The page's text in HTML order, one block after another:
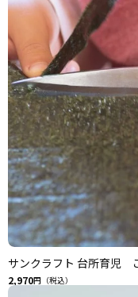
サンクラフト 台所育児
2,970円（税込）